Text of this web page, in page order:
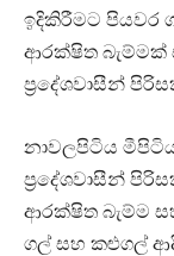
ඉදිකිරීමට පියවර
ආරක්ෂිත බැම්මක්
ප්‍රදේශවාසීන්
නාවලපිටිය
ප්‍රදේශවාසීන්
ආරක්ෂිත බැම්ම
ගල් සහ කළුගල්